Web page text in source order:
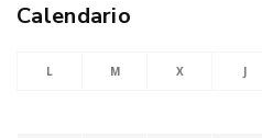
Calendario
L M X J